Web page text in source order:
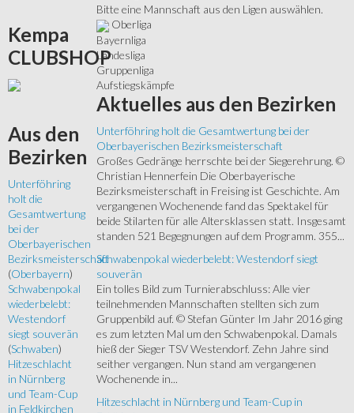
Bitte eine Mannschaft aus den Ligen auswählen.
Oberliga
Bayernliga
Landesliga
Gruppenliga
Aufstiegskämpfe
Aktuelles aus den Bezirken
Unterföhring holt die Gesamtwertung bei der
Oberbayerischen Bezirksmeisterschaft
Großes Gedränge herrschte bei der Siegerehrung. ©
Christian Hennerfein Die Oberbayerische
Bezirksmeisterschaft in Freising ist Geschichte. Am
vergangenen Wochenende fand das Spektakel für
beide Stilarten für alle Altersklassen statt. Insgesamt
standen 521 Begegnungen auf dem Programm. 355...
Schwabenpokal wiederbelebt: Westendorf siegt
souverän
Ein tolles Bild zum Turnierabschluss: Alle vier
teilnehmenden Mannschaften stellten sich zum
Gruppenbild auf. © Stefan Günter Im Jahr 2016 ging
es zum letzten Mal um den Schwabenpokal. Damals
hieß der Sieger TSV Westendorf. Zehn Jahre sind
seither vergangen. Nun stand am vergangenen
Wochenende in...
Hitzeschlacht in Nürnberg und Team-Cup in
Kempa
CLUBSHOP
Aus den
Bezirken
Unterföhring
holt die
Gesamtwertung
bei der
Oberbayerischen
Bezirksmeisterschaft
(Oberbayern)
Schwabenpokal
wiederbelebt:
Westendorf
siegt souverän
(Schwaben)
Hitzeschlacht
in Nürnberg
und Team-Cup
in Feldkirchen